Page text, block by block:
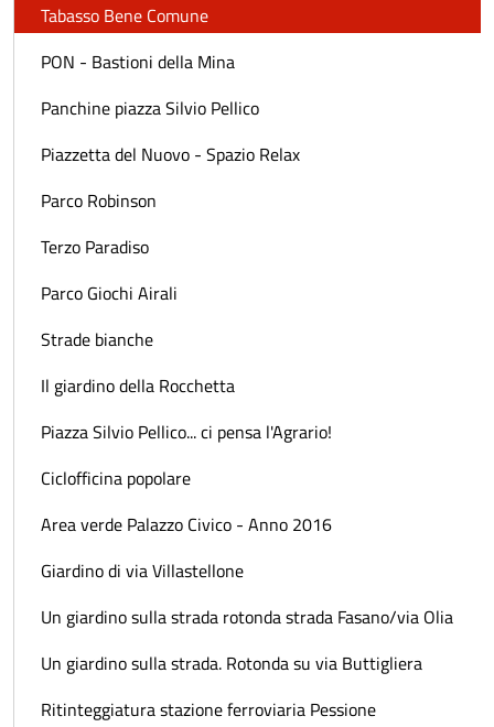
Tabasso Bene Comune
PON - Bastioni della Mina
Panchine piazza Silvio Pellico
Piazzetta del Nuovo - Spazio Relax
Parco Robinson
Terzo Paradiso
Parco Giochi Airali
Strade bianche
Il giardino della Rocchetta
Piazza Silvio Pellico... ci pensa l'Agrario!
Ciclofficina popolare
Area verde Palazzo Civico - Anno 2016
Giardino di via Villastellone
Un giardino sulla strada rotonda strada Fasano/via Olia
Un giardino sulla strada. Rotonda su via Buttigliera
Ritinteggiatura stazione ferroviaria Pessione